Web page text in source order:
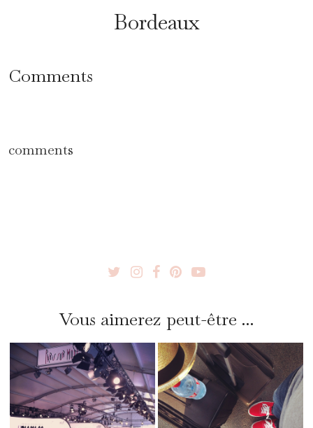
Bordeaux
Comments
comments
Vous aimerez peut-être ...